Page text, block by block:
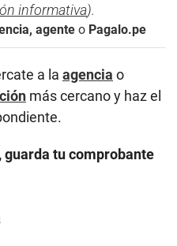
informativa).
agente o Pagalo.pe
a la agencia o
más cercano y haz el
tu comprobante